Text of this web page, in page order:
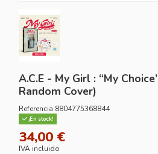
A.C.E - My Girl : “My
Random Cover)
Referencia 8804775368844
¡En stock!
34,00 €
IVA incluido